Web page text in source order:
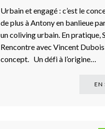
Urbain et engagé : c’est le
de plus à Antony en banlieue
un coliving urbain. En pratique,
Rencontre avec Vincent
concept. Un défi à l’origine…
EN